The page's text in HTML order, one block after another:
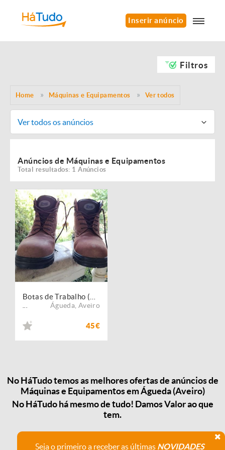
Inserir anúncio
Filtros
Home Máquinas e Equipamentos Ver todos
Ver todos os anúncios
Anúncios de Máquinas e Equipamentos
Total resultados: 1 Anúncios
Águeda Aveiro
45€
No HáTudo temos as melhores ofertas de anúncios de
Máquinas e Equipamentos em Águeda (Aveiro)
No HáTudo há mesmo de tudo! Damos Valor ao que
tem.
Seja o primeiro a receber as últimas NOVIDADES